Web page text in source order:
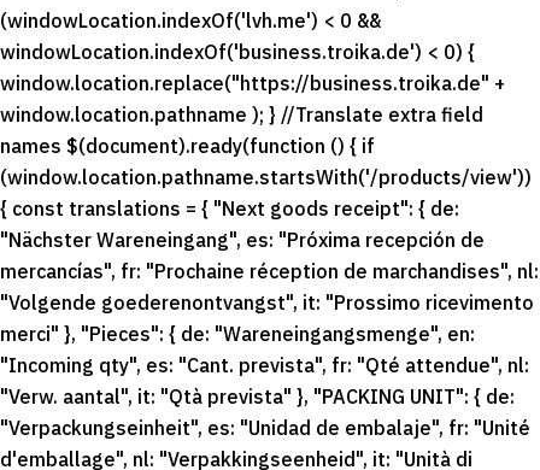
(windowLocation.indexOf('lvh.me') < 0 &&
windowLocation.indexOf('business.troika.de') < 0) {
window.location.replace("https://business.troika.de" +
window.location.pathname ); } //Translate extra field
names $(document).ready(function () { if
(window.location.pathname.startsWith('/products/view'))
{ const translations = { "Next goods receipt": { de:
"Nächster Wareneingang", es: "Próxima recepción de
mercancías", fr: "Prochaine réception de marchandises", nl:
"Volgende goederenontvangst", it: "Prossimo ricevimento
merci" }, "Pieces": { de: "Wareneingangsmenge", en:
"Incoming qty", es: "Cant. prevista", fr: "Qté attendue", nl:
"Verw. aantal", it: "Qtà prevista" }, "PACKING UNIT": { de:
"Verpackungseinheit", es: "Unidad de embalaje", fr: "Unité
d'emballage", nl: "Verpakkingseenheid", it: "Unità di